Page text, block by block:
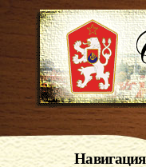
Навигация